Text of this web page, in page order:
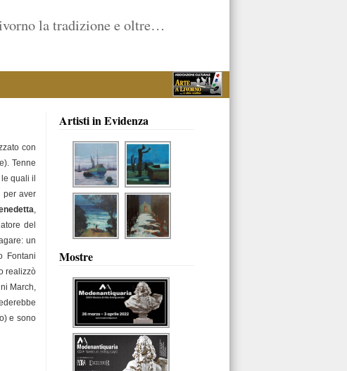
la tradizione e oltre…
con
Tenne
quali il
per aver
,
del
un
Fontani
realizzò
March,
e sono
Artisti in Evidenza
Mostre